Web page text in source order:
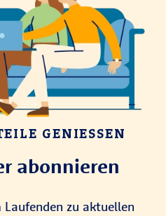
GENIESSEN
abonnieren
zu aktuellen